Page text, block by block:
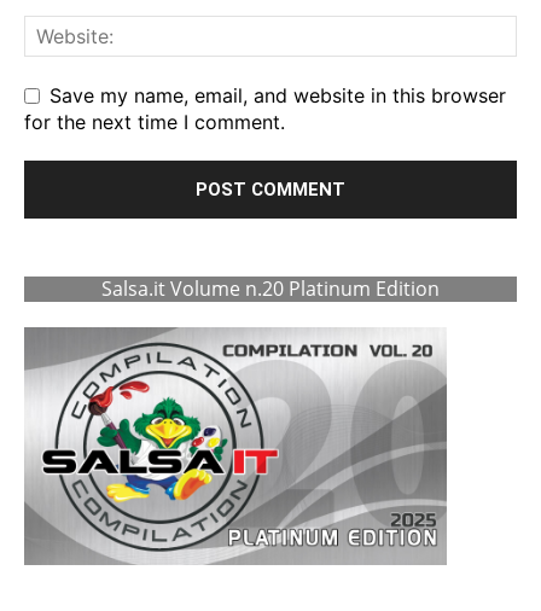
Save my name, email, and website in this browser
for the next time I comment.
Salsa.it Volume n.20 Platinum Edition